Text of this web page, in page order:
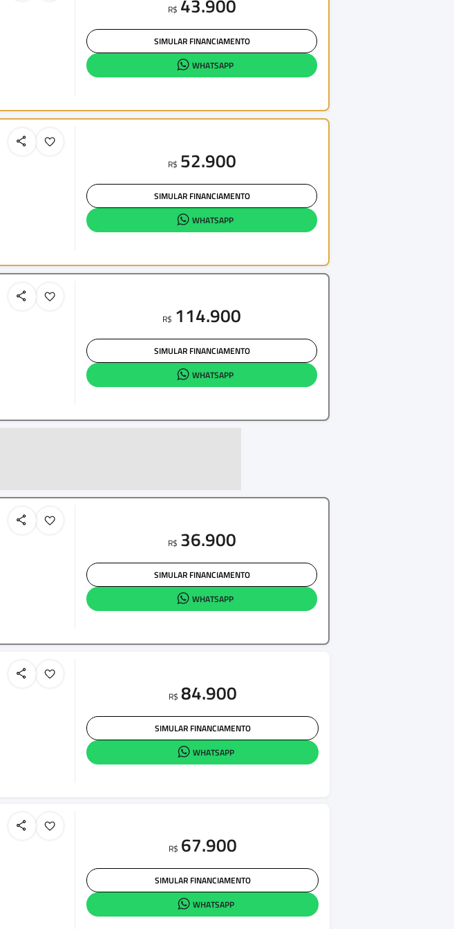
R$ 43.900
SIMULAR FINANCIAMENTO
WHATSAPP
R$ 52.900
SIMULAR FINANCIAMENTO
WHATSAPP
R$ 114.900
SIMULAR FINANCIAMENTO
WHATSAPP
R$ 36.900
SIMULAR FINANCIAMENTO
WHATSAPP
R$ 84.900
SIMULAR FINANCIAMENTO
WHATSAPP
R$ 67.900
SIMULAR FINANCIAMENTO
WHATSAPP